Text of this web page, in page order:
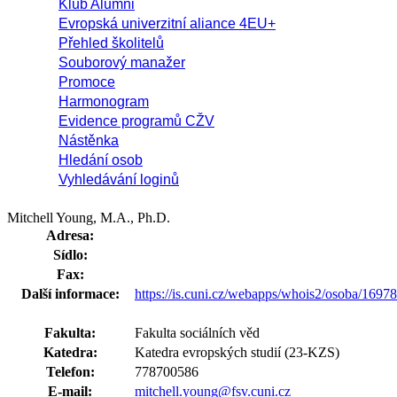
Klub Alumni
Evropská univerzitní aliance 4EU+
Přehled školitelů
Souborový manažer
Promoce
Harmonogram
Evidence programů CŽV
Nástěnka
Hledání osob
Vyhledávání loginů
Mitchell Young, M.A., Ph.D.
Adresa:
Sídlo:
Fax:
Další informace:
https://is.cuni.cz/webapps/whois2/osoba/
Fakulta:
Fakulta sociálních věd
Katedra:
Katedra evropských studií (23-KZS)
Telefon:
778700586
E-mail:
mitchell.young@fsv.cuni.cz